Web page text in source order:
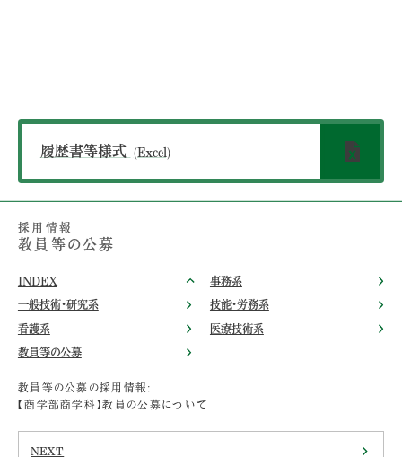
履歴書等様式 (Excel)
採用情報
教員等の公募
INDEX 事務系
一般技術・研究系 技能・労務系
看護系 医療技術系
教員等の公募
教員等の公募の採用情報:
【商学部商学科】教員の公募について
NEXT